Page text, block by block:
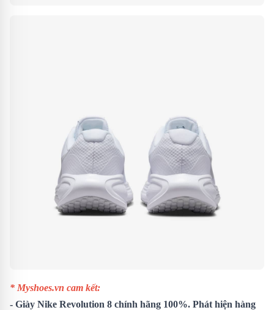
* Myshoes.vn cam kết:
- Giày Nike Revolution 8 chính hãng 100%. Phát hiện hàng